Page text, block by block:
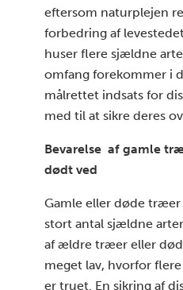
eftersom naturplejen
forbedring af
huser flere sjældne
omfang forekommer i
målrettet indsats for
med til at sikre deres
Bevarelse af gamle
dødt ved
Gamle eller døde
stort antal sjældne
af ældre træer eller
meget lav, hvorfor
er truet. En sikring af